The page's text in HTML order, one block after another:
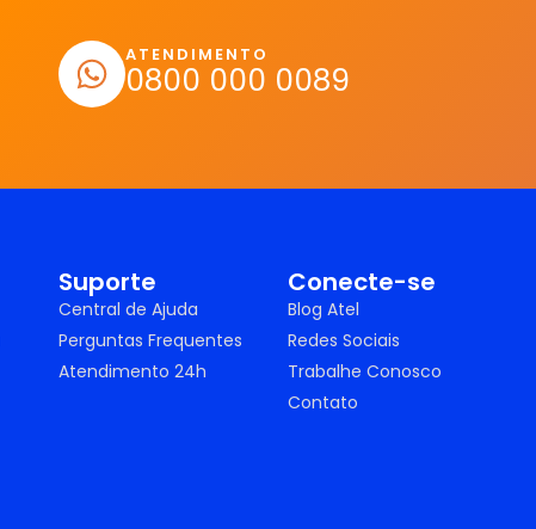
ATENDIMENTO
0800 000 0089
Suporte
Central de Ajuda
Perguntas Frequentes
Atendimento 24h
Conecte-se
Blog Atel
Redes Sociais
Trabalhe Conosco
Contato